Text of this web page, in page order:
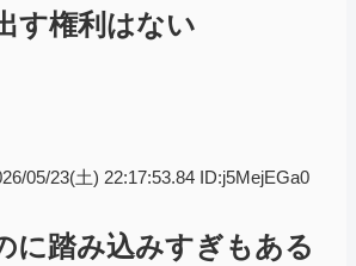
す権利はない
05/23(土) 22:17:53.84 ID:j5MejEGa0
に踏み込みすぎもある